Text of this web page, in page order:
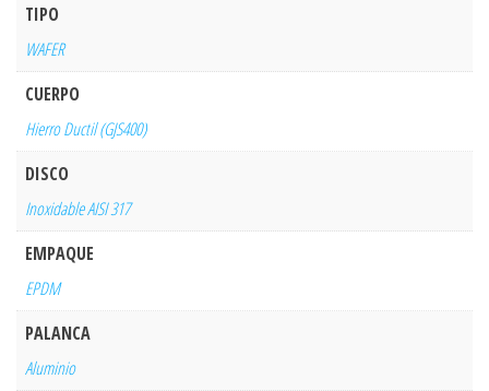
TIPO
WAFER
CUERPO
Hierro Ductil (GJS400)
DISCO
Inoxidable AISI 317
EMPAQUE
EPDM
PALANCA
Aluminio